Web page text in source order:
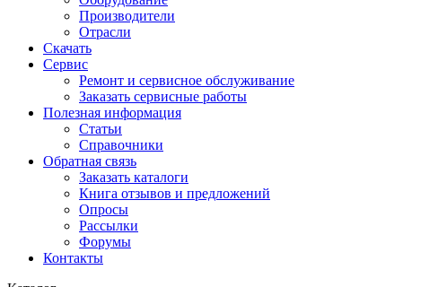
Производители
Отрасли
Скачать
Сервис
Ремонт и сервисное обслуживание
Заказать сервисные работы
Полезная информация
Статьи
Справочники
Обратная связь
Заказать каталоги
Книга отзывов и предложений
Опросы
Рассылки
Форумы
Контакты